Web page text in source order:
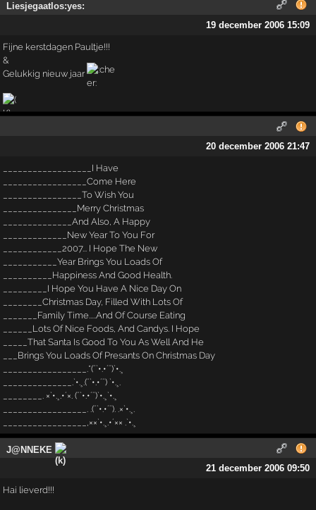
Liesjegaatlos:yes:
19 december 2006 15:09
Fijne kerstdagen Paultje!!!
&
Gelukkig nieuw jaar
20 december 2006 21:47
__________________I Have
_________________Come Here
________________To Wish You
_______________Merry Christmas
______________And Also, A Happy
_____________New Year To You For
____________2007... I Hope The New
___________Year Brings You Loads Of
__________Happiness And Good Health.
_________I Hope You Have A Nice Day On
________Christmas Day, Filled With Lots Of
_______Family Time.....And Of Course Eating
______Lots Of Nice Foods, And Candys. I Hope
_____That Santa Is Good To You As Well And He
___Brings You Loads Of Presants On Christmas Day
_________________.*(¨`•.•´¨)`•.¸
______________.`•.¸.(¨`•.•´¨) `•.¸.
________. ×`•.¸.•´×. (¨`•.•´¨)`•.¸`•.¸
_________________. .(¨`•.•´¨). .×`•.¸.
_________________,××`•.¸.•´×× .`•.¸
J@NNEKE
21 december 2006 09:50
Hai lieverd!!!